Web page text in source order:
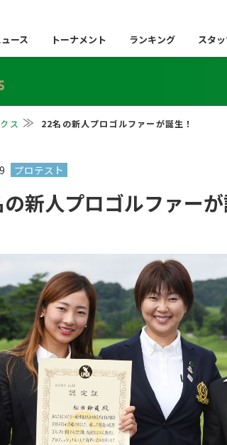
ース トーナメント ランキング スタ
ス 22名の新人プロゴルファーが誕生！
新人プロゴルファーが